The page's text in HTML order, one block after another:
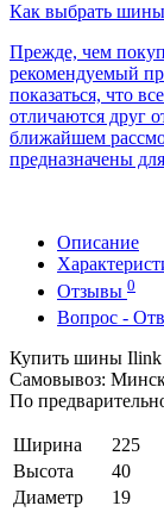
Как выбрать
Прежде, чем
рекомендуемый
показаться, что
отличаются друг
ближайшем
предназначены
Описание
Отзывы 0
Вопрос -
Купить шины Ilink
Самовывоз:
По
Ширина
225
Высота
40
Диаметр
19